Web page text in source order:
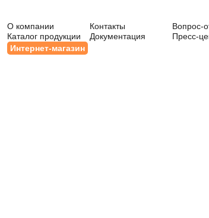
О компании Контакты
Вопрос-
Каталог продукции
Документация
Пресс-
Интернет-магазин